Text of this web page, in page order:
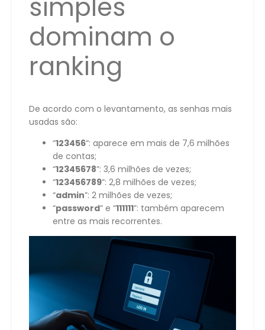
simples
dominam o
ranking
De acordo com o levantamento, as senhas mais
usadas são:
“123456“: aparece em mais de 7,6 milhões
de contas;
“12345678”: 3,6 milhões de vezes;
“123456789”: 2,8 milhões de vezes;
“admin”: 2 milhões de vezes;
“password” e “111111”: também aparecem
entre as mais recorrentes.